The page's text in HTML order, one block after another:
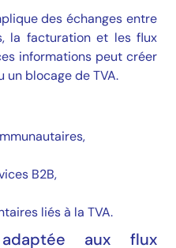
des échanges entre
la facturation et les flux
informations peut créer
un blocage de TVA.
B2B,
liés à la TVA.
aux flux